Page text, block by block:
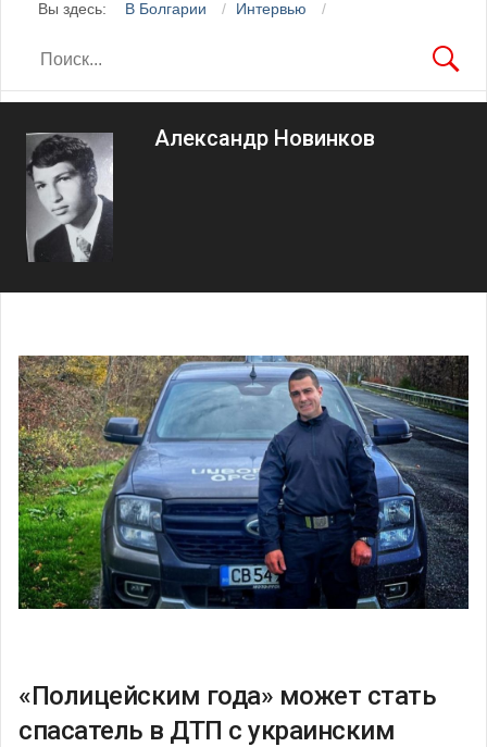
Вы здесь: В Болгарии Интервью
Александр Новинков
«Полицейским года» может стать
спасатель в ДТП с украинским